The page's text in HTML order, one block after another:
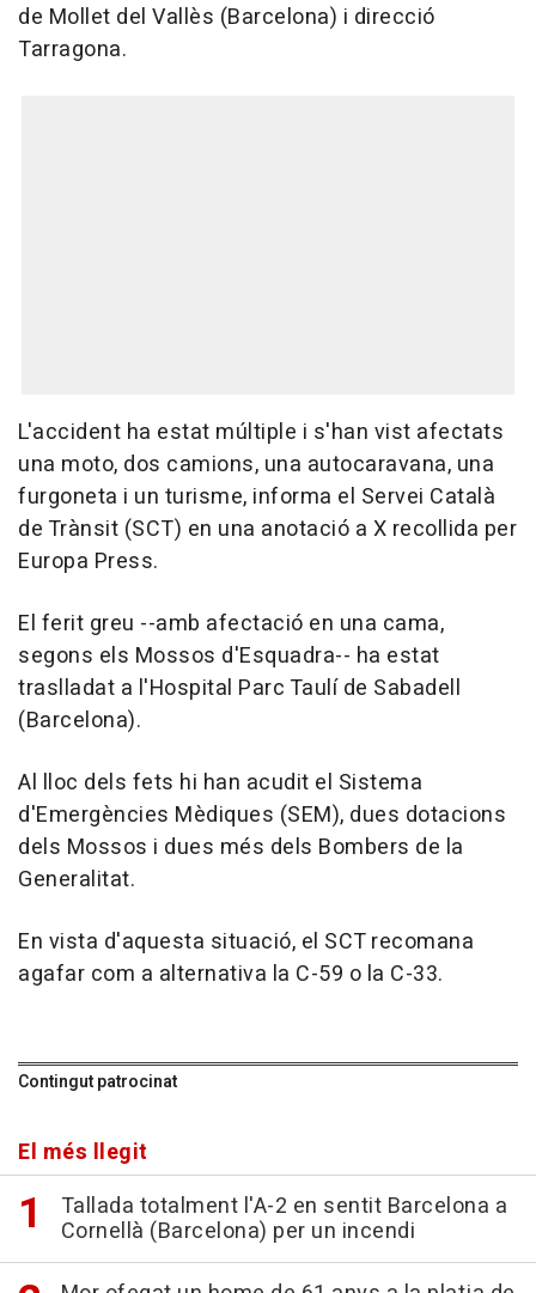
de Mollet del Vallès (Barcelona) i direcció
Tarragona.
L'accident ha estat múltiple i s'han vist afectats
una moto, dos camions, una autocaravana, una
furgoneta i un turisme, informa el Servei Català
de Trànsit (SCT) en una anotació a X recollida per
Europa Press.
El ferit greu --amb afectació en una cama,
segons els Mossos d'Esquadra-- ha estat
traslladat a l'Hospital Parc Taulí de Sabadell
(Barcelona).
Al lloc dels fets hi han acudit el Sistema
d'Emergències Mèdiques (SEM), dues dotacions
dels Mossos i dues més dels Bombers de la
Generalitat.
En vista d'aquesta situació, el SCT recomana
agafar com a alternativa la C-59 o la C-33.
Contingut patrocinat
El més llegit
Tallada totalment l'A-2 en sentit Barcelona a
Cornellà (Barcelona) per un incendi